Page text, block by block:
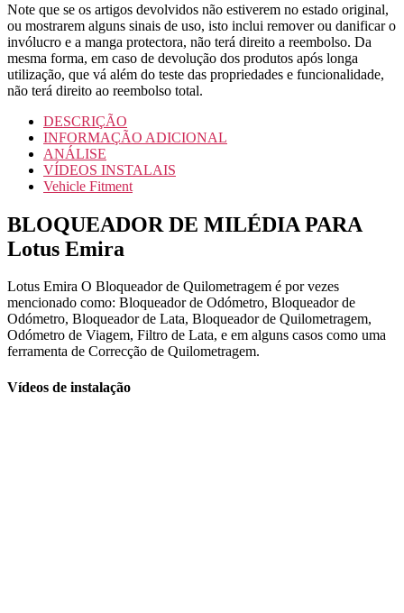
Note que se os artigos devolvidos não estiverem no estado original,
ou mostrarem alguns sinais de uso, isto inclui remover ou danificar o
invólucro e a manga protectora, não terá direito a reembolso. Da
mesma forma, em caso de devolução dos produtos após longa
utilização, que vá além do teste das propriedades e funcionalidade,
não terá direito ao reembolso total.
DESCRIÇÃO
INFORMAÇÃO ADICIONAL
ANÁLISE
VÍDEOS INSTALAIS
Vehicle Fitment
BLOQUEADOR DE MILÉDIA PARA
Lotus Emira
Lotus Emira O Bloqueador de Quilometragem é por vezes
mencionado como: Bloqueador de Odómetro, Bloqueador de
Odómetro, Bloqueador de Lata, Bloqueador de Quilometragem,
Odómetro de Viagem, Filtro de Lata, e em alguns casos como uma
ferramenta de Correcção de Quilometragem.
Vídeos de instalação